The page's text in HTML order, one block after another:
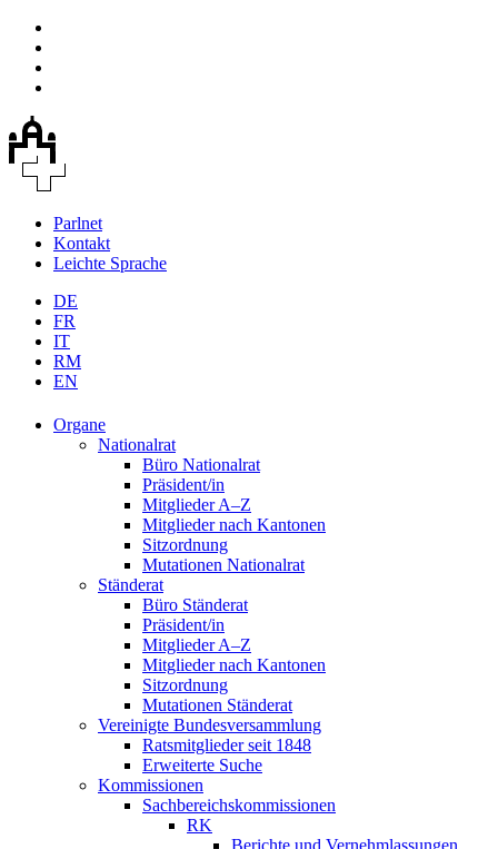
Parlnet
Kontakt
Leichte Sprache
DE
FR
IT
RM
EN
Organe
Nationalrat
Büro Nationalrat
Präsident/in
Mitglieder A–Z
Mitglieder nach Kantonen
Sitzordnung
Mutationen Nationalrat
Ständerat
Büro Ständerat
Präsident/in
Mitglieder A–Z
Mitglieder nach Kantonen
Sitzordnung
Mutationen Ständerat
Vereinigte Bundesversammlung
Ratsmitglieder seit 1848
Erweiterte Suche
Kommissionen
Sachbereichskommissionen
RK